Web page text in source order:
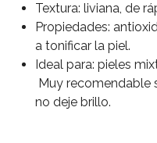
Textura: liviana, de
Propiedades:
a tonificar la piel.
Ideal para: pieles
Muy recomendable
no deje brillo.